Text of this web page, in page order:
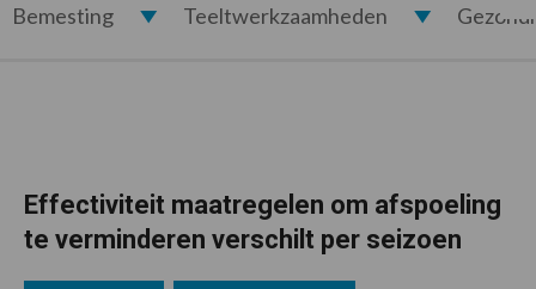
Bemesting Teeltwerkzaamheden
Effectiviteit maatregelen om afspoeling
te verminderen verschilt per seizoen